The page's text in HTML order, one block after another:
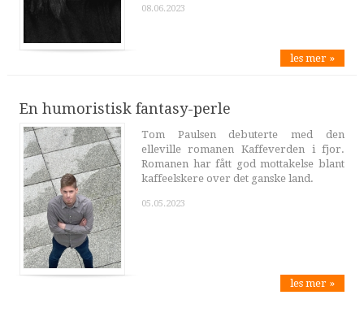
08.06.2023
les mer »
En humoristisk fantasy-perle
Tom Paulsen debuterte med den
elleville romanen Kaffeverden i fjor.
Romanen har fått god mottakelse blant
kaffeelskere over det ganske land.
05.05.2023
les mer »